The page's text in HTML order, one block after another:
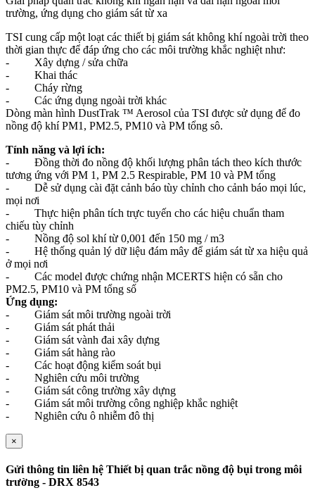
trường, ứng dụng cho giám sát từ xa
TSI cung cấp một loạt các thiết bị giám sát không khí ngoài trời theo
thời gian thực để đáp ứng cho các môi trường khắc nghiệt như:
- Xây dựng / sửa chữa
- Khai thác
- Cháy rừng
- Các ứng dụng ngoài trời khác
Dòng màn hình DustTrak ™ Aerosol của TSI được sử dụng để đo
nồng độ khí PM1, PM2.5, PM10 và PM tổng sô.
Tính năng và lợi ích:
- Đồng thời đo nồng độ khối lượng phân tách theo kích thước
tương ứng với PM 1, PM 2.5 Respirable, PM 10 và PM tổng
- Dễ sử dụng cài đặt cảnh báo tùy chỉnh cho cảnh báo mọi lúc,
mọi nơi
- Thực hiện phân tích trực tuyến cho các hiệu chuẩn tham
chiếu tùy chỉnh
- Nồng độ sol khí từ 0,001 đến 150 mg / m3
- Hệ thống quản lý dữ liệu đám mây để giám sát từ xa hiệu quả
ở mọi nơi
- Các model được chứng nhận MCERTS hiện có sẵn cho
PM2.5, PM10 và PM tổng số
Ứng dụng:
- Giám sát môi trường ngoài trời
- Giám sát phát thải
- Giám sát vành đai xây dựng
- Giám sát hàng rào
- Các hoạt động kiểm soát bụi
- Nghiên cứu môi trường
- Giám sát công trường xây dựng
- Giám sát môi trường công nghiệp khắc nghiệt
- Nghiên cứu ô nhiễm đô thị
×
Gửi thông tin liên hệ Thiết bị quan trắc nồng độ bụi trong môi
trường - DRX 8543